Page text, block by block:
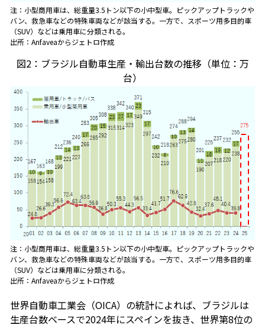
注：小型商用車は、総重量3.5トン以下の小中型車。ピックアップトラックや
バン、救急車などの特殊車両などが該当する。一方で、スポーツ用多目的車
（SUV）などは乗用車に分類される。
出所：Anfaveaからジェトロ作成
図2：ブラジル自動車生産・輸出台数の推移（単位：万
台）
注：小型商用車は、総重量3.5トン以下の小中型車。ピックアップトラックや
バン、救急車などの特殊車両などが該当する。一方で、スポーツ用多目的車
（SUV）などは乗用車に分類される。
出所：Anfaveaからジェトロ作成
世界自動車工業会（OICA）の統計によれば、ブラジルは
生産台数ベースで2024年にスペインを抜き、世界第8位の